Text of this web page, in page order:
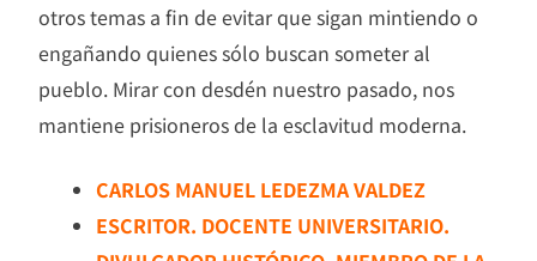
otros temas a fin de evitar que sigan mintiendo o
engañando quienes sólo buscan someter al
pueblo. Mirar con desdén nuestro pasado, nos
mantiene prisioneros de la esclavitud moderna.
CARLOS MANUEL LEDEZMA VALDEZ
ESCRITOR. DOCENTE UNIVERSITARIO.